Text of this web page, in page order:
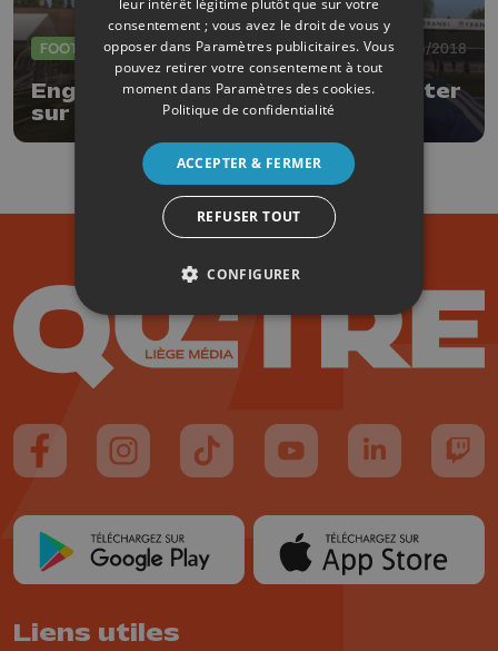
FOOTBALL 09/05/2018
Englebert: "Le RFCL pourra compter
sur son public"
Suivez-nous sur FaceBook
Suivez-nous sur Instagram
Suivez-nous sur TikTok
Suivez-nous sur YouTube
Suivez-nous
Liens utiles
leur intérêt légitime plutôt que sur votre
consentement ; vous avez le droit de vous y
opposer dans Paramètres publicitaires. Vous
pouvez retirer votre consentement à tout
moment dans Paramètres des cookies.
Politique de confidentialité
ACCEPTER & FERMER
REFUSER TOUT
CONFIGURER